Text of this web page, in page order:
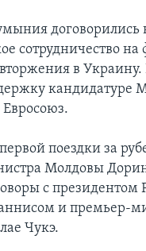
договорились
сотрудничество на
в Украину.
кандидатуре
Евросоюз.
поездки за
Молдовы Дорин
с
и премьер-
Чукэ.